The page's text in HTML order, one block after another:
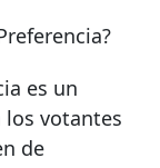
es un
votantes
de